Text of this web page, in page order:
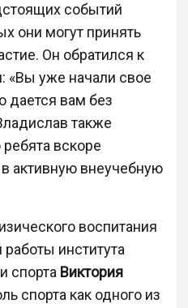
событий
они могут принять
Он обратился к
«Вы уже начали свое
дается вам без
также
вскоре
активную внеучебную
воспитания
института
спорта Виктория
спорта как одного из